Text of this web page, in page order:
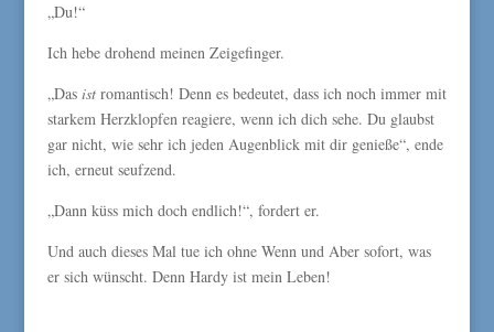
„Du!“
Ich hebe drohend meinen Zeigefinger.
„Das istromantisch! Denn es bedeutet, dass ich noch immer mit
starkem Herzklopfen reagiere, wenn ich dich sehe. Du glaubst
gar nicht, wie sehr ich jeden Augenblick mit dir genieße“, ende
ich, erneut seufzend.
„Dann küss mich doch endlich!“, fordert er.
Und auch dieses Mal tue ich ohne Wenn und Aber sofort, was
er sich wünscht. Denn Hardy ist mein Leben!